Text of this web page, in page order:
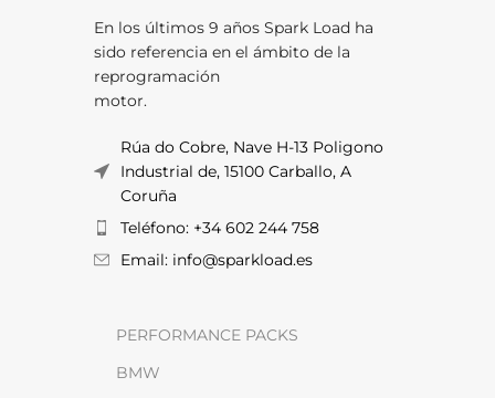
En los últimos 9 años Spark Load ha
sido referencia en el ámbito de la
reprogramación
motor.
Rúa do Cobre, Nave H-13 Poligono
Industrial de, 15100 Carballo, A
Coruña
Teléfono: +34 602 244 758
Email: info@sparkload.es
PERFORMANCE PACKS
BMW